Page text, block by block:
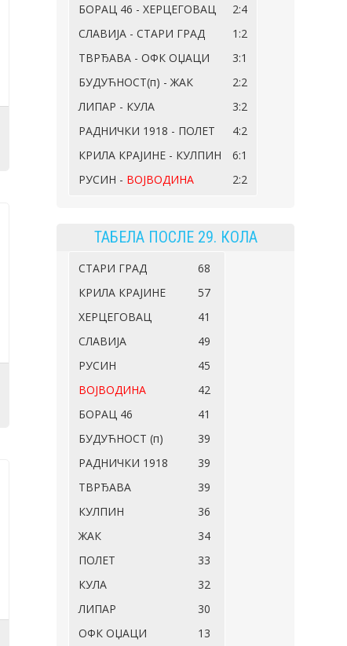
БОРАЦ 46 - ХЕРЦЕГОВАЦ
2:4
СЛАВИЈА - СТАРИ ГРАД
1:2
ТВРЂАВА - ОФК ОЏАЦИ
3:1
БУДУЋНОСТ(п) - ЖАК
2:2
ЛИПАР - КУЛА
3:2
РАДНИЧКИ 1918 - ПОЛЕТ
4:2
КРИЛА КРАЈИНЕ - КУЛПИН
6:1
РУСИН - ВОЈВОДИНА 2:2
ТАБЕЛА ПОСЛЕ 29. КОЛА
СТАРИ ГРАД
68
КРИЛА КРАЈИНЕ
57
ХЕРЦЕГОВАЦ
41
СЛАВИЈА
49
РУСИН
45
ВОЈВОДИНА
42
БОРАЦ 46
41
БУДУЋНОСТ (п)
39
РАДНИЧКИ 1918
39
ТВРЂАВА
39
КУЛПИН
36
ЖАК
34
ПОЛЕТ
33
КУЛА
32
ЛИПАР
30
ОФК ОЏАЦИ
13